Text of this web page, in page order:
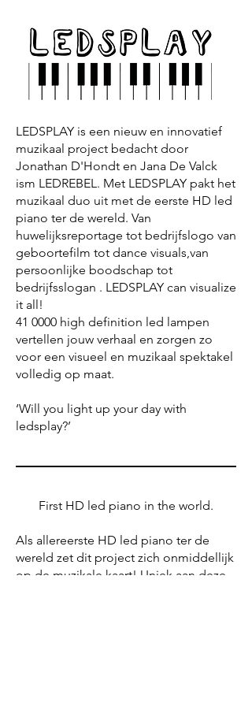
First HD led piano in the world.
Als allereerste HD led piano ter de
wereld zet dit project zich onmiddellijk
op de muzikale kaart! Uniek aan deze
LEDSPLAY is een nieuw en innovatief
muzikaal project bedacht door
Jonathan D'Hondt en Jana De Valck
ism LEDREBEL. Met LEDSPLAY pakt het
muzikaal duo uit met de eerste HD led
piano ter de wereld. Van
huwelijksreportage tot bedrijfslogo van
geboortefilm tot dance visuals,van
persoonlijke boodschap tot
bedrijfsslogan . LEDSPLAY can visualize
it all!
41 0000 high definition led lampen
vertellen jouw verhaal en zorgen zo
voor een visueel en muzikaal spektakel
volledig op maat.
‘Will you light up your day with
ledsplay?’